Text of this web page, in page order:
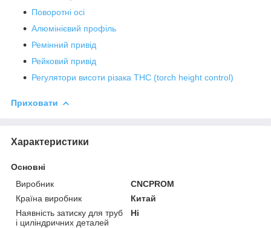
Поворотні осі
Алюмінієвий профіль
Ремінний привід
Рейковий привід
Регулятори висоти різака THC (torch height control)
Приховати
Характеристики
Основні
Виробник
CNCPROM
Країна виробник
Китай
Наявність затиску для труб
і циліндричних деталей
Ні